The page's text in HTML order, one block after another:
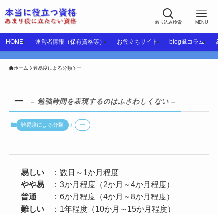
絞り込み検索 MENU
HOME 運営者情報（保有資格等） お役立ちサイト blog風コラム
ホーム 難易度による分類 ー
ー – 勉強時間を表現するのはふさわしくない –
難易度による分類 ー
易しい ：数日～1か月程度
やや易 ：3か月程度（2か月～4か月程度）
普通 ：6か月程度（4か月～8か月程度）
難しい ：1年程度（10か月～15か月程度）